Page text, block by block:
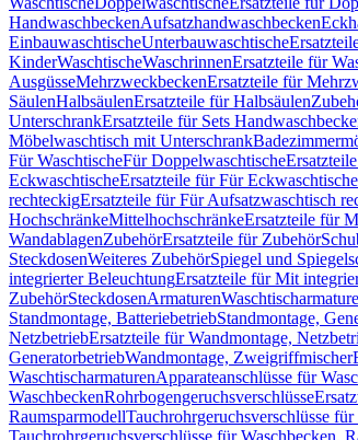
HandwaschbeckenAufsatzhandwaschbecken
EinbauwaschtischeUnterbauwaschtische
KinderWaschtischeWaschrinnenErsatzteile für
AusgüsseMehrzweckbeckenErsatzteile für
SäulenHalbsäulenErsatzteile für Halbsäulen
UnterschrankErsatzteile für Sets
Möbelwaschtisch mit Unterschrank
Für WaschtischeFür Doppelwaschtische
EckwaschtischeErsatzteile für Für Eckwaschtische
rechteckigErsatzteile für Für Aufsatzwaschtisch
HochschränkeMittelhochschränkeErsatzteile für
WandablagenZubehörErsatzteile für Zubehör
SteckdosenWeiteres ZubehörSpiegel und
integrierter BeleuchtungErsatzteile für Mit
ZubehörSteckdosenArmaturen
Standmontage, BatteriebetriebStandmontage,
NetzbetriebErsatzteile für Wandmontage,
GeneratorbetriebWandmontage, Zweigriffmischer
WaschtischarmaturenApparateanschlüsse für
WaschbeckenRohrbogengeruchsverschlüsse
RaumsparmodellTauchrohrgeruchsverschlüsse für
Tauchrohrgeruchsverschlüsse für Waschbecken,